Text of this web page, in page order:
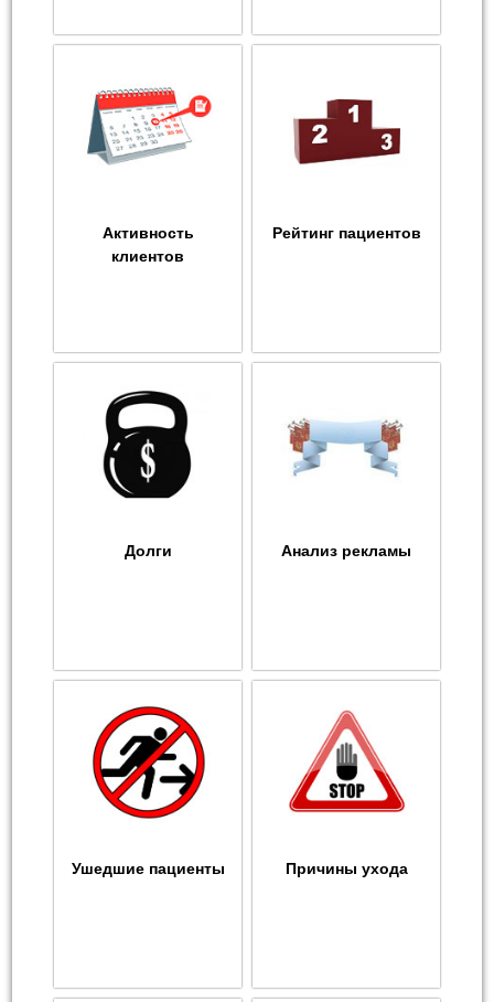
Активность
клиентов
Рейтинг пациентов
Долги Анализ рекламы
Ушедшие пациенты Причины ухода